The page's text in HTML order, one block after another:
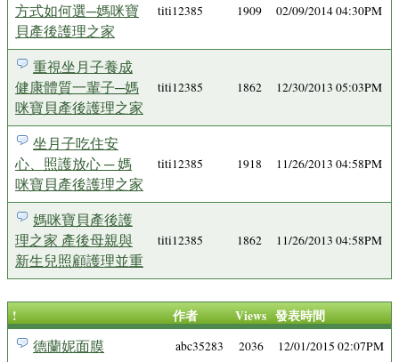
方式如何選─媽咪寶
貝產後護理之家
titi12385 1909 02/09/2014 04:30PM
重視坐月子養成
健康體質一輩子─媽
咪寶貝產後護理之家
titi12385 1862 12/30/2013 05:03PM
坐月子吃住安
心、照護放心 ─ 媽
咪寶貝產後護理之家
titi12385 1918 11/26/2013 04:58PM
媽咪寶貝產後護
理之家 產後母親與
新生兒照顧護理並重
titi12385 1862 11/26/2013 04:58PM
! 作者 Views 發表時間
德蘭妮面膜 abc35283 2036 12/01/2015 02:07PM